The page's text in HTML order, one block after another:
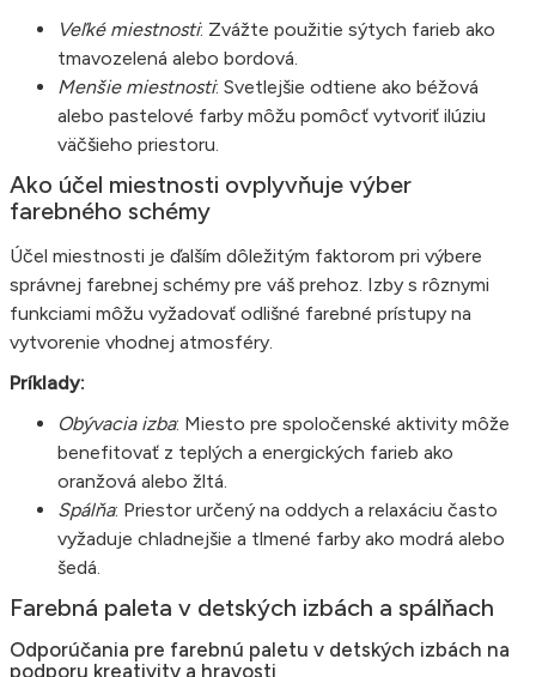
Veľké miestnosti: Zvážte použitie sýtych farieb ako
tmavozelená alebo bordová.
Menšie miestnosti: Svetlejšie odtiene ako béžová
alebo pastelové farby môžu pomôcť vytvoriť ilúziu
väčšieho priestoru.
Ako účel miestnosti ovplyvňuje výber
farebného schémy
Účel miestnosti je ďalším dôležitým faktorom pri výbere
správnej farebnej schémy pre váš prehoz. Izby s rôznymi
funkciami môžu vyžadovať odlišné farebné prístupy na
vytvorenie vhodnej atmosféry.
Príklady:
Obývacia izba: Miesto pre spoločenské aktivity môže
benefitovať z teplých a energických farieb ako
oranžová alebo žltá.
Spálňa: Priestor určený na oddych a relaxáciu často
vyžaduje chladnejšie a tlmené farby ako modrá alebo
šedá.
Farebná paleta v detských izbách a spálňach
Odporúčania pre farebnú paletu v detských izbách na
podporu kreativity a hravosti